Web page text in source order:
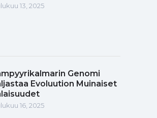
13, 2025
Genomi
Evoluution Muinaiset
16, 2025